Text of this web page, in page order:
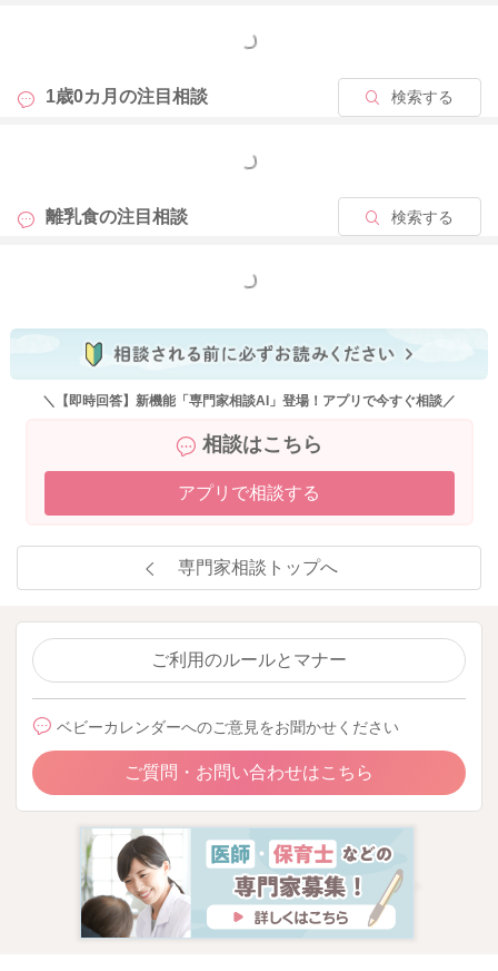
もっと見る
1歳0カ月の注目相談 検索する
もっと見る
離乳食の注目相談 検索する
もっと見る
＼【即時回答】新機能「専門家相談AI」登場！アプリで今すぐ相談／
相談はこちら
アプリで相談する
専門家相談トップへ
ご利用のルールとマナー
ベビーカレンダーへのご意見をお聞かせください
ご質問・お問い合わせはこちら